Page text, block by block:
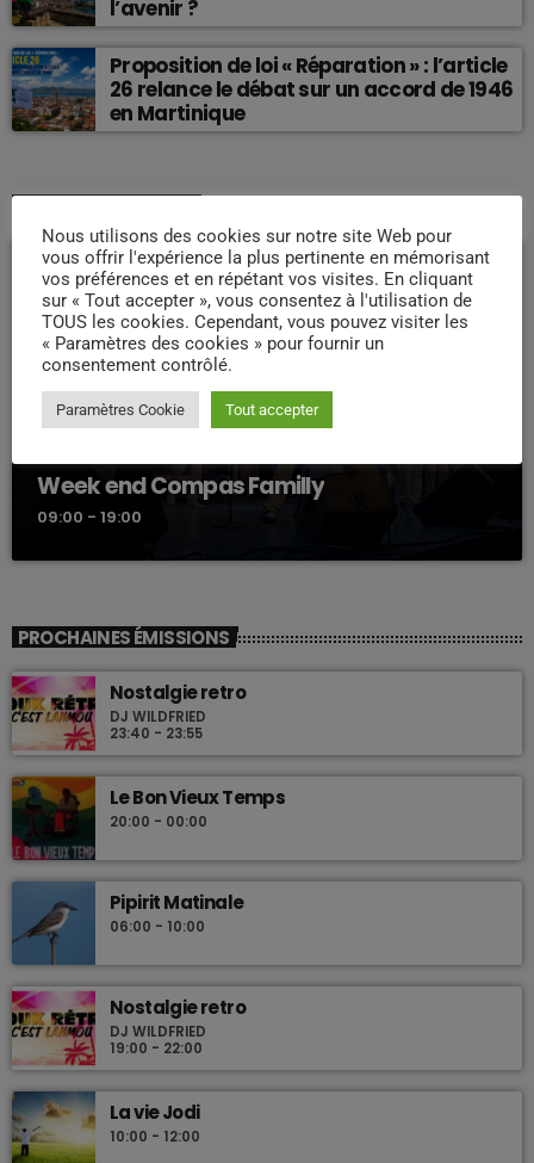
l’avenir ?
Proposition de loi « Réparation » : l’article
26 relance le débat sur un accord de 1946
en Martinique
Week end Compas Familly
09:00 - 19:00
PROCHAINES ÉMISSIONS
Nostalgie retro
DJ WILDFRIED
23:40 - 23:55
Le Bon Vieux Temps
20:00 - 00:00
Pipirit Matinale
06:00 - 10:00
Nostalgie retro
DJ WILDFRIED
19:00 - 22:00
La vie Jodi
10:00 - 12:00
Nous utilisons des cookies sur notre site Web pour
vous offrir l'expérience la plus pertinente en mémorisant
vos préférences et en répétant vos visites. En cliquant
sur « Tout accepter », vous consentez à l'utilisation de
TOUS les cookies. Cependant, vous pouvez visiter les
« Paramètres des cookies » pour fournir un
consentement contrôlé.
Paramètres Cookie Tout accepter